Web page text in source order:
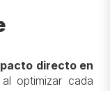
directo en
optimizar cada